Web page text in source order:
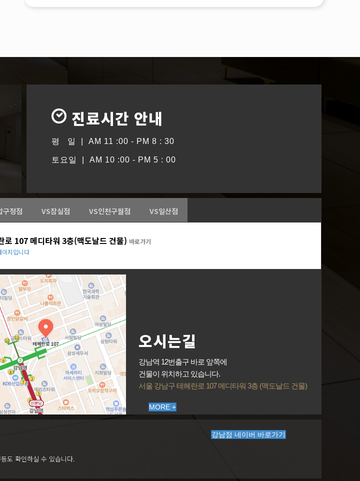
진료시간 안내
평 일 | AM 11 :00 - PM 8 : 30
토요일 | AM 10 :00 - PM 5 : 00
구정점 VS잠실점 VS인천구월점 VS일산점
로 107 메디타워 3층(맥도날드 건물) 바로가기
이지입니다
오시는길
강남역 12번출구 바로 앞쪽에
건물이 위치하고 있습니다.
서울 강남구 테헤란로 107 메디타워 3층 (맥도날드 건물)
MORE +
도 확인하실 수 있습니다.
강남점 네이버 바로가기